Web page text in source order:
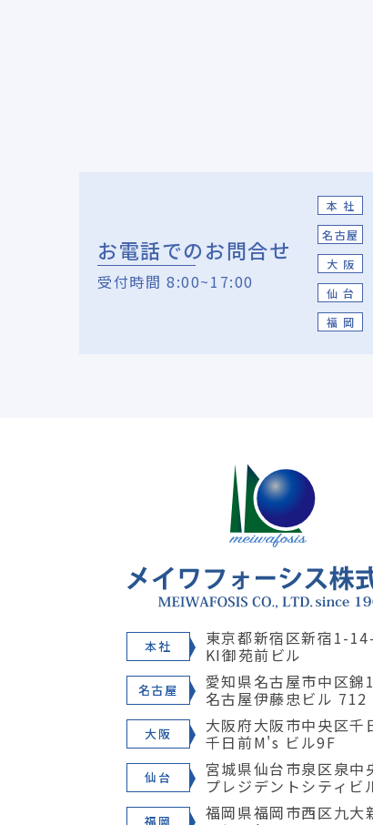
お電話でのお問合せ
受付時間 8:00~17:00
本 社
名古屋
大 阪
仙 台
福 岡
本社 東京都新宿区新宿1-
KI御苑前ビル
名古屋 愛知県名古屋市中区錦
名古屋伊藤忠ビル 712
大阪 大阪府大阪市中央区千
千日前M's ビル9F
仙台 宮城県仙台市泉区泉
プレジデントシティビ
福岡 福岡県福岡市西区九大